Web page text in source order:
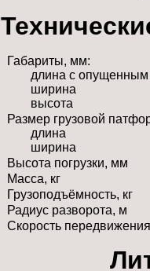
Габариты, мм:
длина с
ширина
высота
Размер грузовой
длина
ширина
Высота погрузки, мм
Масса, кг
Грузоподъёмность, кг
Радиус разворота, м
Скорость